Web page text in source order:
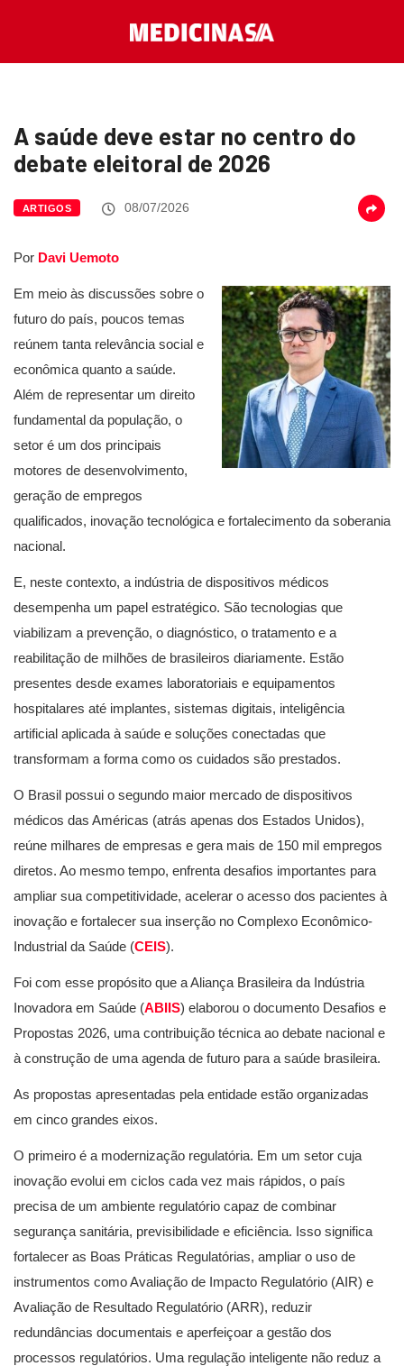
A saúde deve estar no centro do
debate eleitoral de 2026
ARTIGOS 08/07/2026
Por Davi Uemoto
Em meio às discussões sobre o
futuro do país, poucos temas
reúnem tanta relevância social e
econômica quanto a saúde.
Além de representar um direito
fundamental da população, o
setor é um dos principais
motores de desenvolvimento,
geração de empregos
qualificados, inovação tecnológica e fortalecimento da soberania
nacional.
E, neste contexto, a indústria de dispositivos médicos
desempenha um papel estratégico. São tecnologias que
viabilizam a prevenção, o diagnóstico, o tratamento e a
reabilitação de milhões de brasileiros diariamente. Estão
presentes desde exames laboratoriais e equipamentos
hospitalares até implantes, sistemas digitais, inteligência
artificial aplicada à saúde e soluções conectadas que
transformam a forma como os cuidados são prestados.
O Brasil possui o segundo maior mercado de dispositivos
médicos das Américas (atrás apenas dos Estados Unidos),
reúne milhares de empresas e gera mais de 150 mil empregos
diretos. Ao mesmo tempo, enfrenta desafios importantes para
ampliar sua competitividade, acelerar o acesso dos pacientes à
inovação e fortalecer sua inserção no Complexo Econômico-
Industrial da Saúde (CEIS).
Foi com esse propósito que a Aliança Brasileira da Indústria
Inovadora em Saúde (ABIIS) elaborou o documento Desafios e
Propostas 2026, uma contribuição técnica ao debate nacional e
à construção de uma agenda de futuro para a saúde brasileira.
As propostas apresentadas pela entidade estão organizadas
em cinco grandes eixos.
O primeiro é a modernização regulatória. Em um setor cuja
inovação evolui em ciclos cada vez mais rápidos, o país
precisa de um ambiente regulatório capaz de combinar
segurança sanitária, previsibilidade e eficiência. Isso significa
fortalecer as Boas Práticas Regulatórias, ampliar o uso de
instrumentos como Avaliação de Impacto Regulatório (AIR) e
Avaliação de Resultado Regulatório (ARR), reduzir
redundâncias documentais e aperfeiçoar a gestão dos
processos regulatórios. Uma regulação inteligente não reduz a